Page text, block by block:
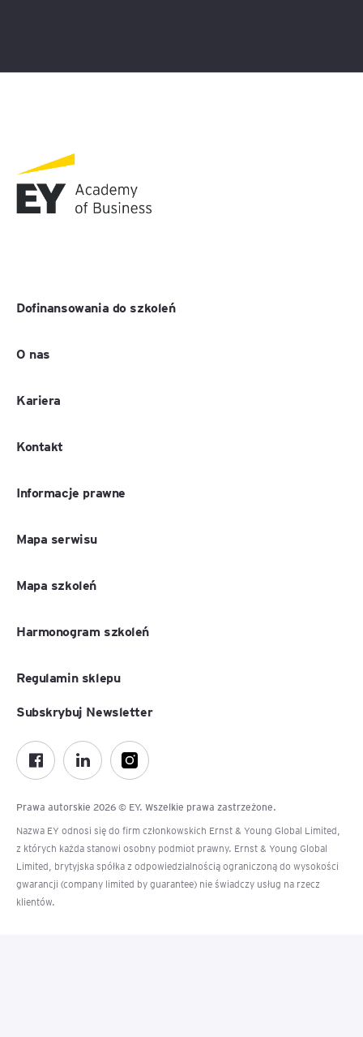
Dofinansowania do szkoleń
O nas
Kariera
Kontakt
Informacje prawne
Mapa serwisu
Mapa szkoleń
Harmonogram szkoleń
Regulamin sklepu
Prawa autorskie 2026 © EY. Wszelkie prawa zastrzeżone.
Nazwa EY odnosi się do firm członkowskich Ernst & Young Global Limited,
z których każda stanowi osobny podmiot prawny. Ernst & Young Global
Limited, brytyjska spółka z odpowiedzialnością ograniczoną do wysokości
gwarancji (company limited by guarantee) nie świadczy usług na rzecz
klientów.
Subskrybuj Newsletter